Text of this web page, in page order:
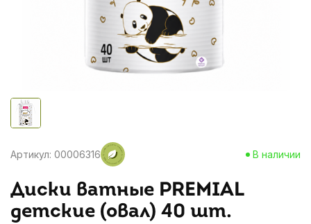
Артикул: 00006316 В наличии
Диски ватные PREMIAL
детские (овал) 40 шт.